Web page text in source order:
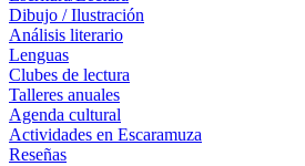
Dibujo / Ilustración
Análisis literario
Lenguas
Clubes de lectura
Talleres anuales
Agenda cultural
Actividades en Escaramuza
Reseñas